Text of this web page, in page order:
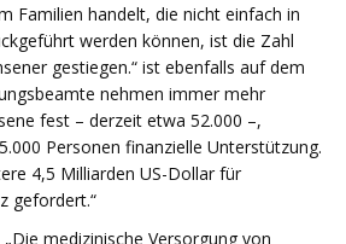
Familien handelt, die nicht einfach in
werden können, ist die Zahl
gestiegen.“ ist ebenfalls auf dem
nehmen immer mehr
fest – derzeit etwa 52.000 –,
Personen finanzielle Unterstützung.
4,5 Milliarden US-Dollar für
gefordert.“
„Die medizinische Versorgung von